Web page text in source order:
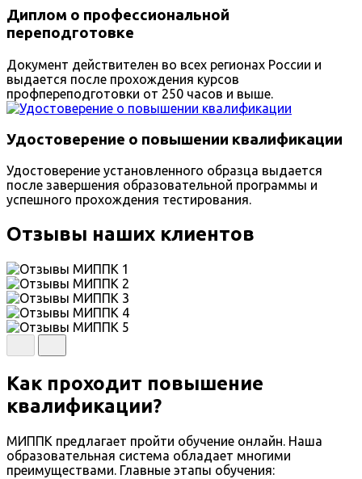
Диплом о профессиональной
переподготовке
Документ действителен во всех регионах России и
выдается после прохождения курсов
профпереподготовки от 250 часов и выше.
Удостоверение о повышении квалификации
Удостоверение установленного образца выдается
после завершения образовательной программы и
успешного прохождения тестирования.
Отзывы наших клиентов
Как проходит повышение
квалификации?
МИППК предлагает пройти обучение онлайн. Наша
образовательная система обладает многими
преимуществами. Главные этапы обучения: